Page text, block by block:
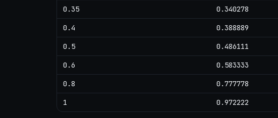
0.35 0.340278
0.4 0.388889
0.5 0.486111
0.6 0.583333
0.8 0.777778
1 0.972222